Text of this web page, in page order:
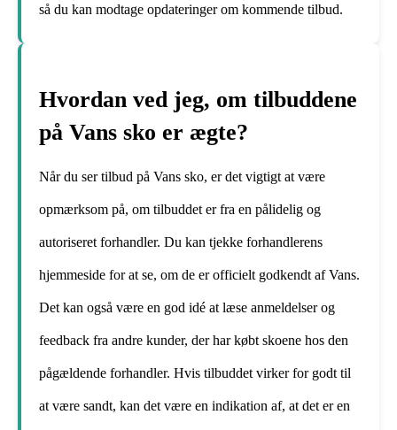
så du kan modtage opdateringer om kommende tilbud.
Hvordan ved jeg, om tilbuddene
på Vans sko er ægte?
Når du ser tilbud på Vans sko, er det vigtigt at være
opmærksom på, om tilbuddet er fra en pålidelig og
autoriseret forhandler. Du kan tjekke forhandlerens
hjemmeside for at se, om de er officielt godkendt af Vans.
Det kan også være en god idé at læse anmeldelser og
feedback fra andre kunder, der har købt skoene hos den
pågældende forhandler. Hvis tilbuddet virker for godt til
at være sandt, kan det være en indikation af, at det er en